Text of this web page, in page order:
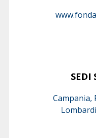
SEDI
Campania,